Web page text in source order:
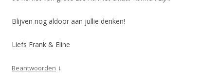
Blijven nog aldoor aan jullie denken!
Liefs Frank & Eline
Beantwoorden ↓